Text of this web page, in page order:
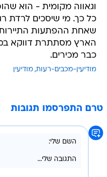
וגאווה מקומית - הוא
שאחת ההפתעות
הארץ מסתתרת דווקא
כבר מכירים.
מודיעין-מכבים-רעות מודיעין
טרם התפרסמו תגובות